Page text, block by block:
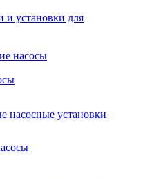
и установки для
насосы
насосные установки